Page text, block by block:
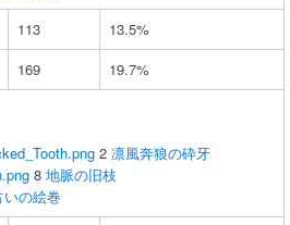
113
13.5%
169
19.7%
2 凛風奔狼の砕牙
8 地脈の旧枝
いの絵巻